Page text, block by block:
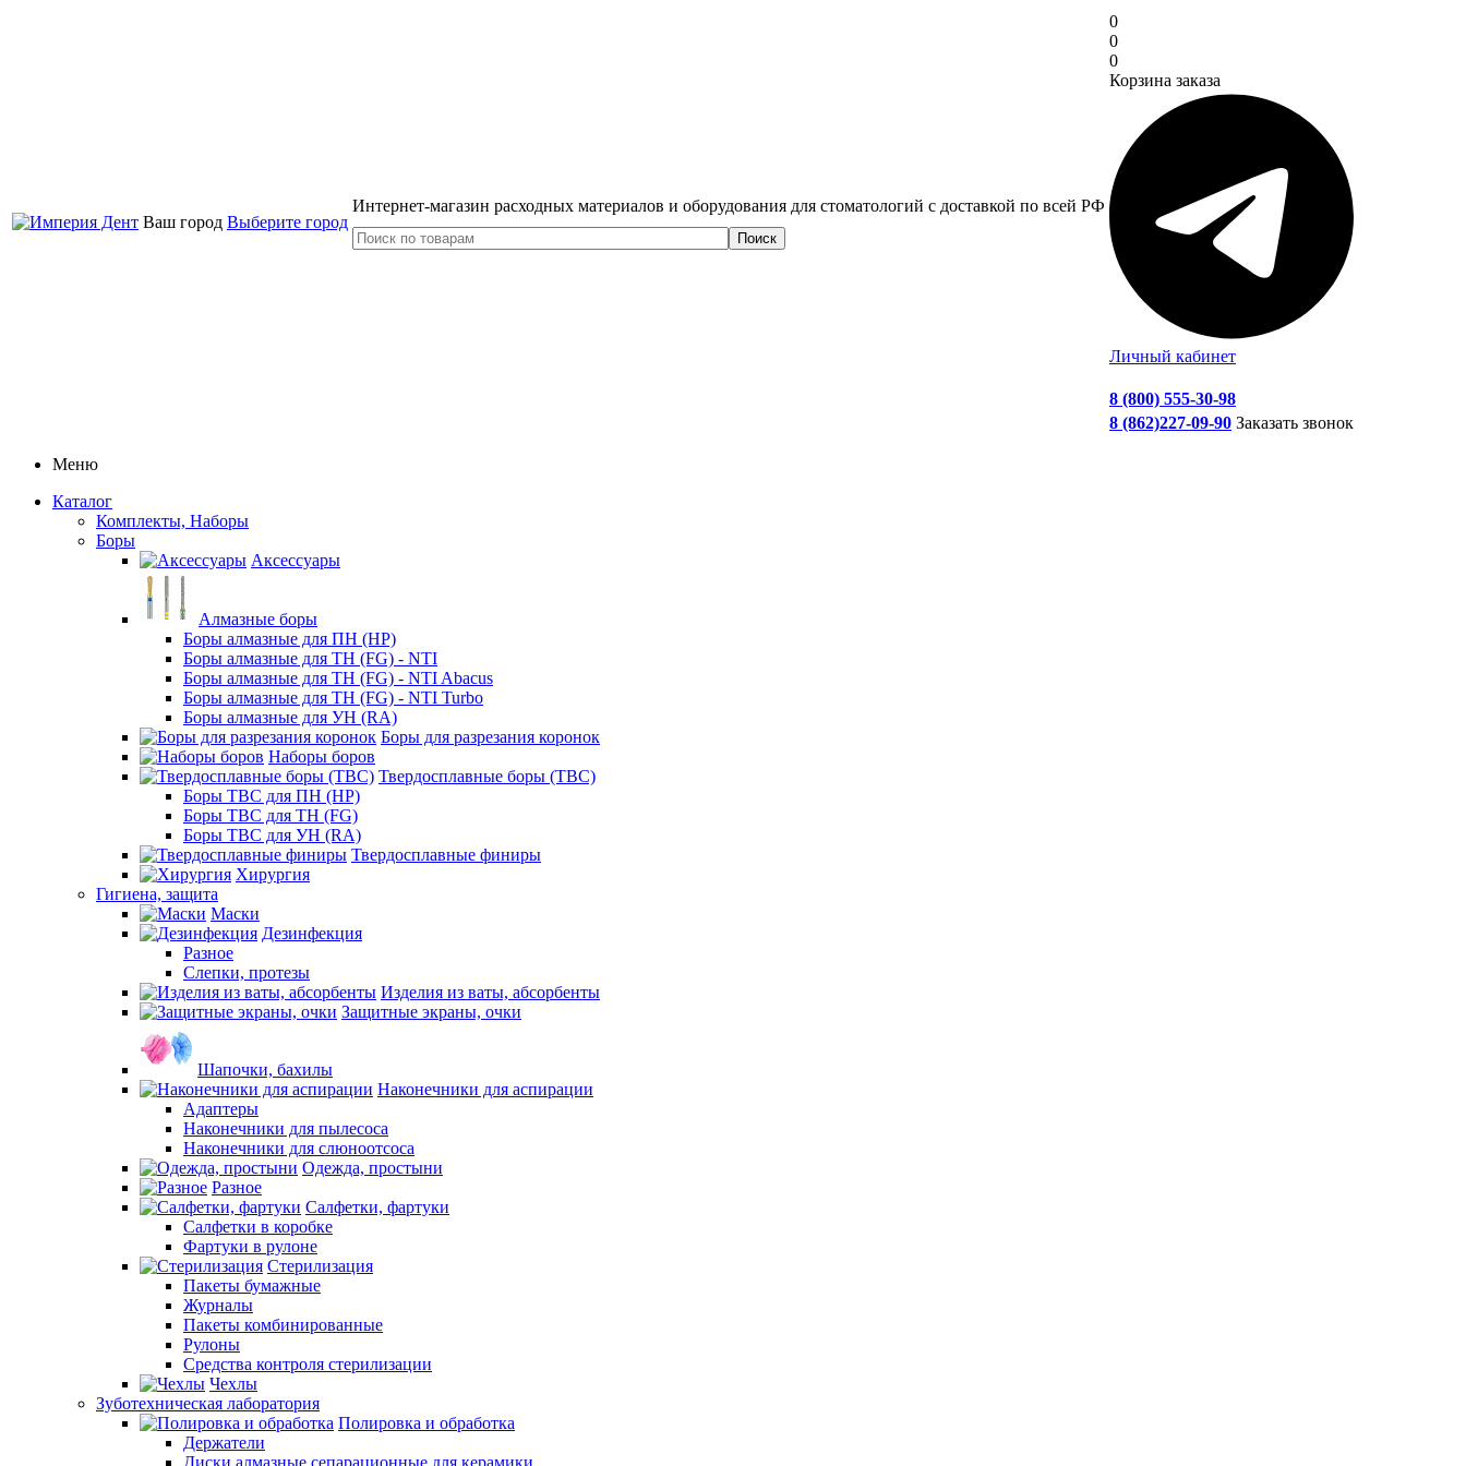
Ваш город Выберите город
Интернет-магазин расходных материалов и оборудования для стоматологий с доставкой по всей РФ
0
0
0
Корзина заказа
Личный кабинет
8 (800) 555-30-98
8 (862)227-09-90 Заказать звонок
Меню
Каталог
Комплекты, Наборы
Боры
Аксессуары
Алмазные боры
Боры алмазные для ПН (HP)
Боры алмазные для ТН (FG) - NTI
Боры алмазные для ТН (FG) - NTI Abacus
Боры алмазные для ТН (FG) - NTI Turbo
Боры алмазные для УН (RA)
Боры для разрезания коронок
Наборы боров
Твердосплавные боры (ТВС)
Боры ТВС для ПН (HP)
Боры ТВС для ТН (FG)
Боры ТВС для УН (RA)
Твердосплавные финиры
Хирургия
Гигиена, защита
Маски
Дезинфекция
Разное
Слепки, протезы
Изделия из ваты, абсорбенты
Защитные экраны, очки
Шапочки, бахилы
Наконечники для аспирации
Адаптеры
Наконечники для пылесоса
Наконечники для слюноотсоса
Одежда, простыни
Разное
Салфетки, фартуки
Салфетки в коробке
Фартуки в рулоне
Стерилизация
Пакеты бумажные
Журналы
Пакеты комбинированные
Рулоны
Средства контроля стерилизации
Чехлы
Зуботехническая лаборатория
Полировка и обработка
Держатели
Диски алмазные сепарационные для керамики